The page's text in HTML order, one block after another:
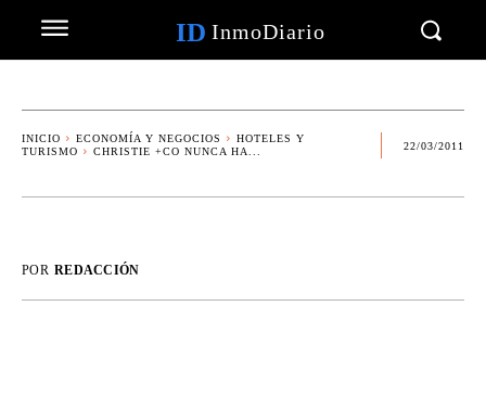
ID InmoDiario
INICIO ECONOMÍA Y NEGOCIOS
HOTELES Y
TURISMO
CHRISTIE +CO NUNCA HA...
22/03/2011
POR REDACCIÓN